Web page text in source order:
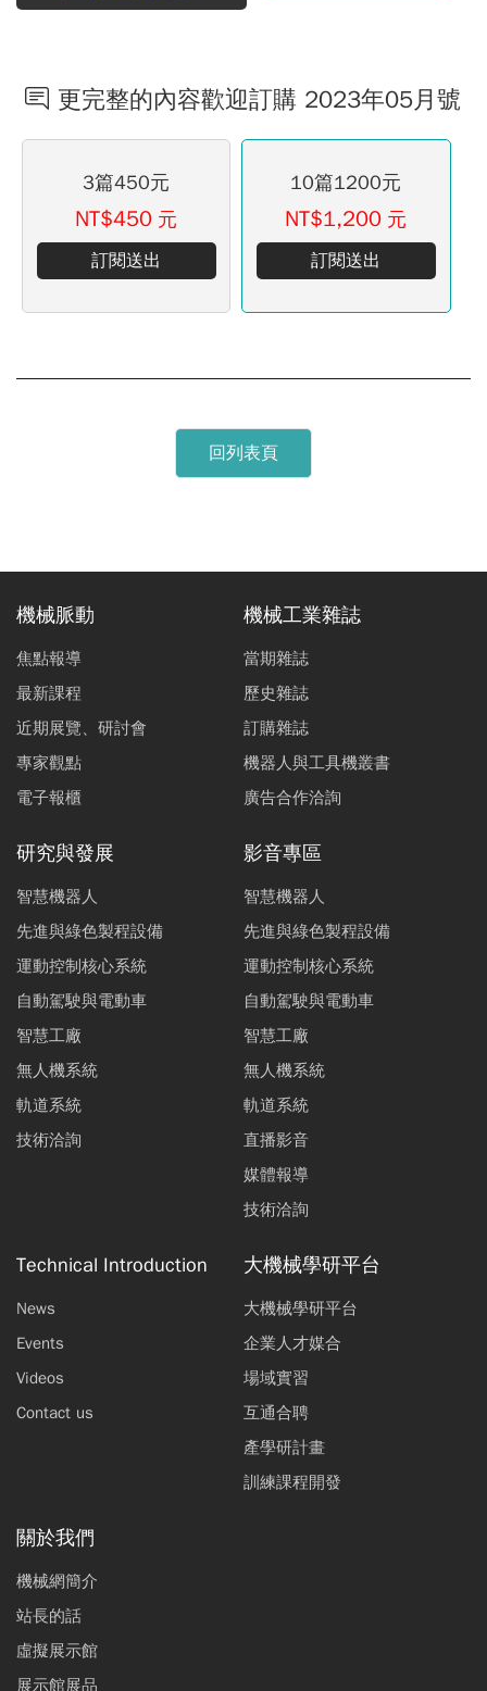
更完整的內容歡迎訂購 2023年05月號
3篇450元
NT$450 元
訂閱送出
10篇1200元
NT$1,200 元
訂閱送出
回列表頁
機械脈動
焦點報導
最新課程
近期展覽、研討會
專家觀點
電子報櫃
機械工業雜誌
當期雜誌
歷史雜誌
訂購雜誌
機器人與工具機叢書
廣告合作洽詢
研究與發展
智慧機器人
先進與綠色製程設備
運動控制核心系統
自動駕駛與電動車
智慧工廠
無人機系統
軌道系統
技術洽詢
影音專區
智慧機器人
先進與綠色製程設備
運動控制核心系統
自動駕駛與電動車
智慧工廠
無人機系統
軌道系統
直播影音
媒體報導
技術洽詢
Technical Introduction
News
Events
Videos
Contact us
大機械學研平台
大機械學研平台
企業人才媒合
場域實習
互通合聘
產學研計畫
訓練課程開發
關於我們
機械網簡介
站長的話
虛擬展示館
展示館展品